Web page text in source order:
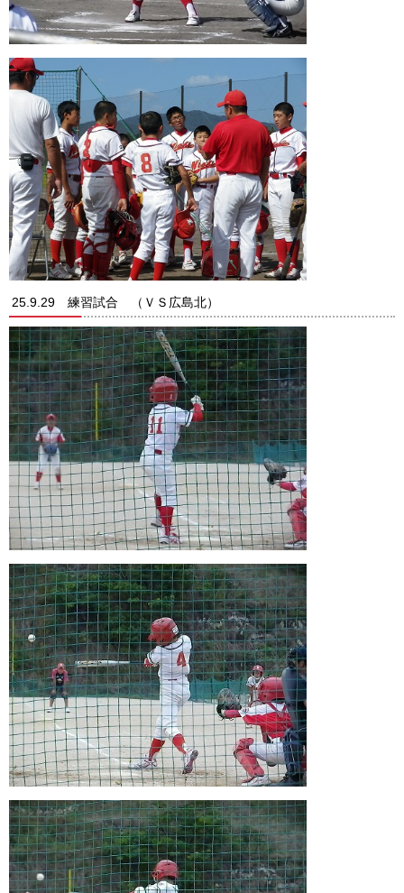
25.9.29 練習試合 （ＶＳ広島北）